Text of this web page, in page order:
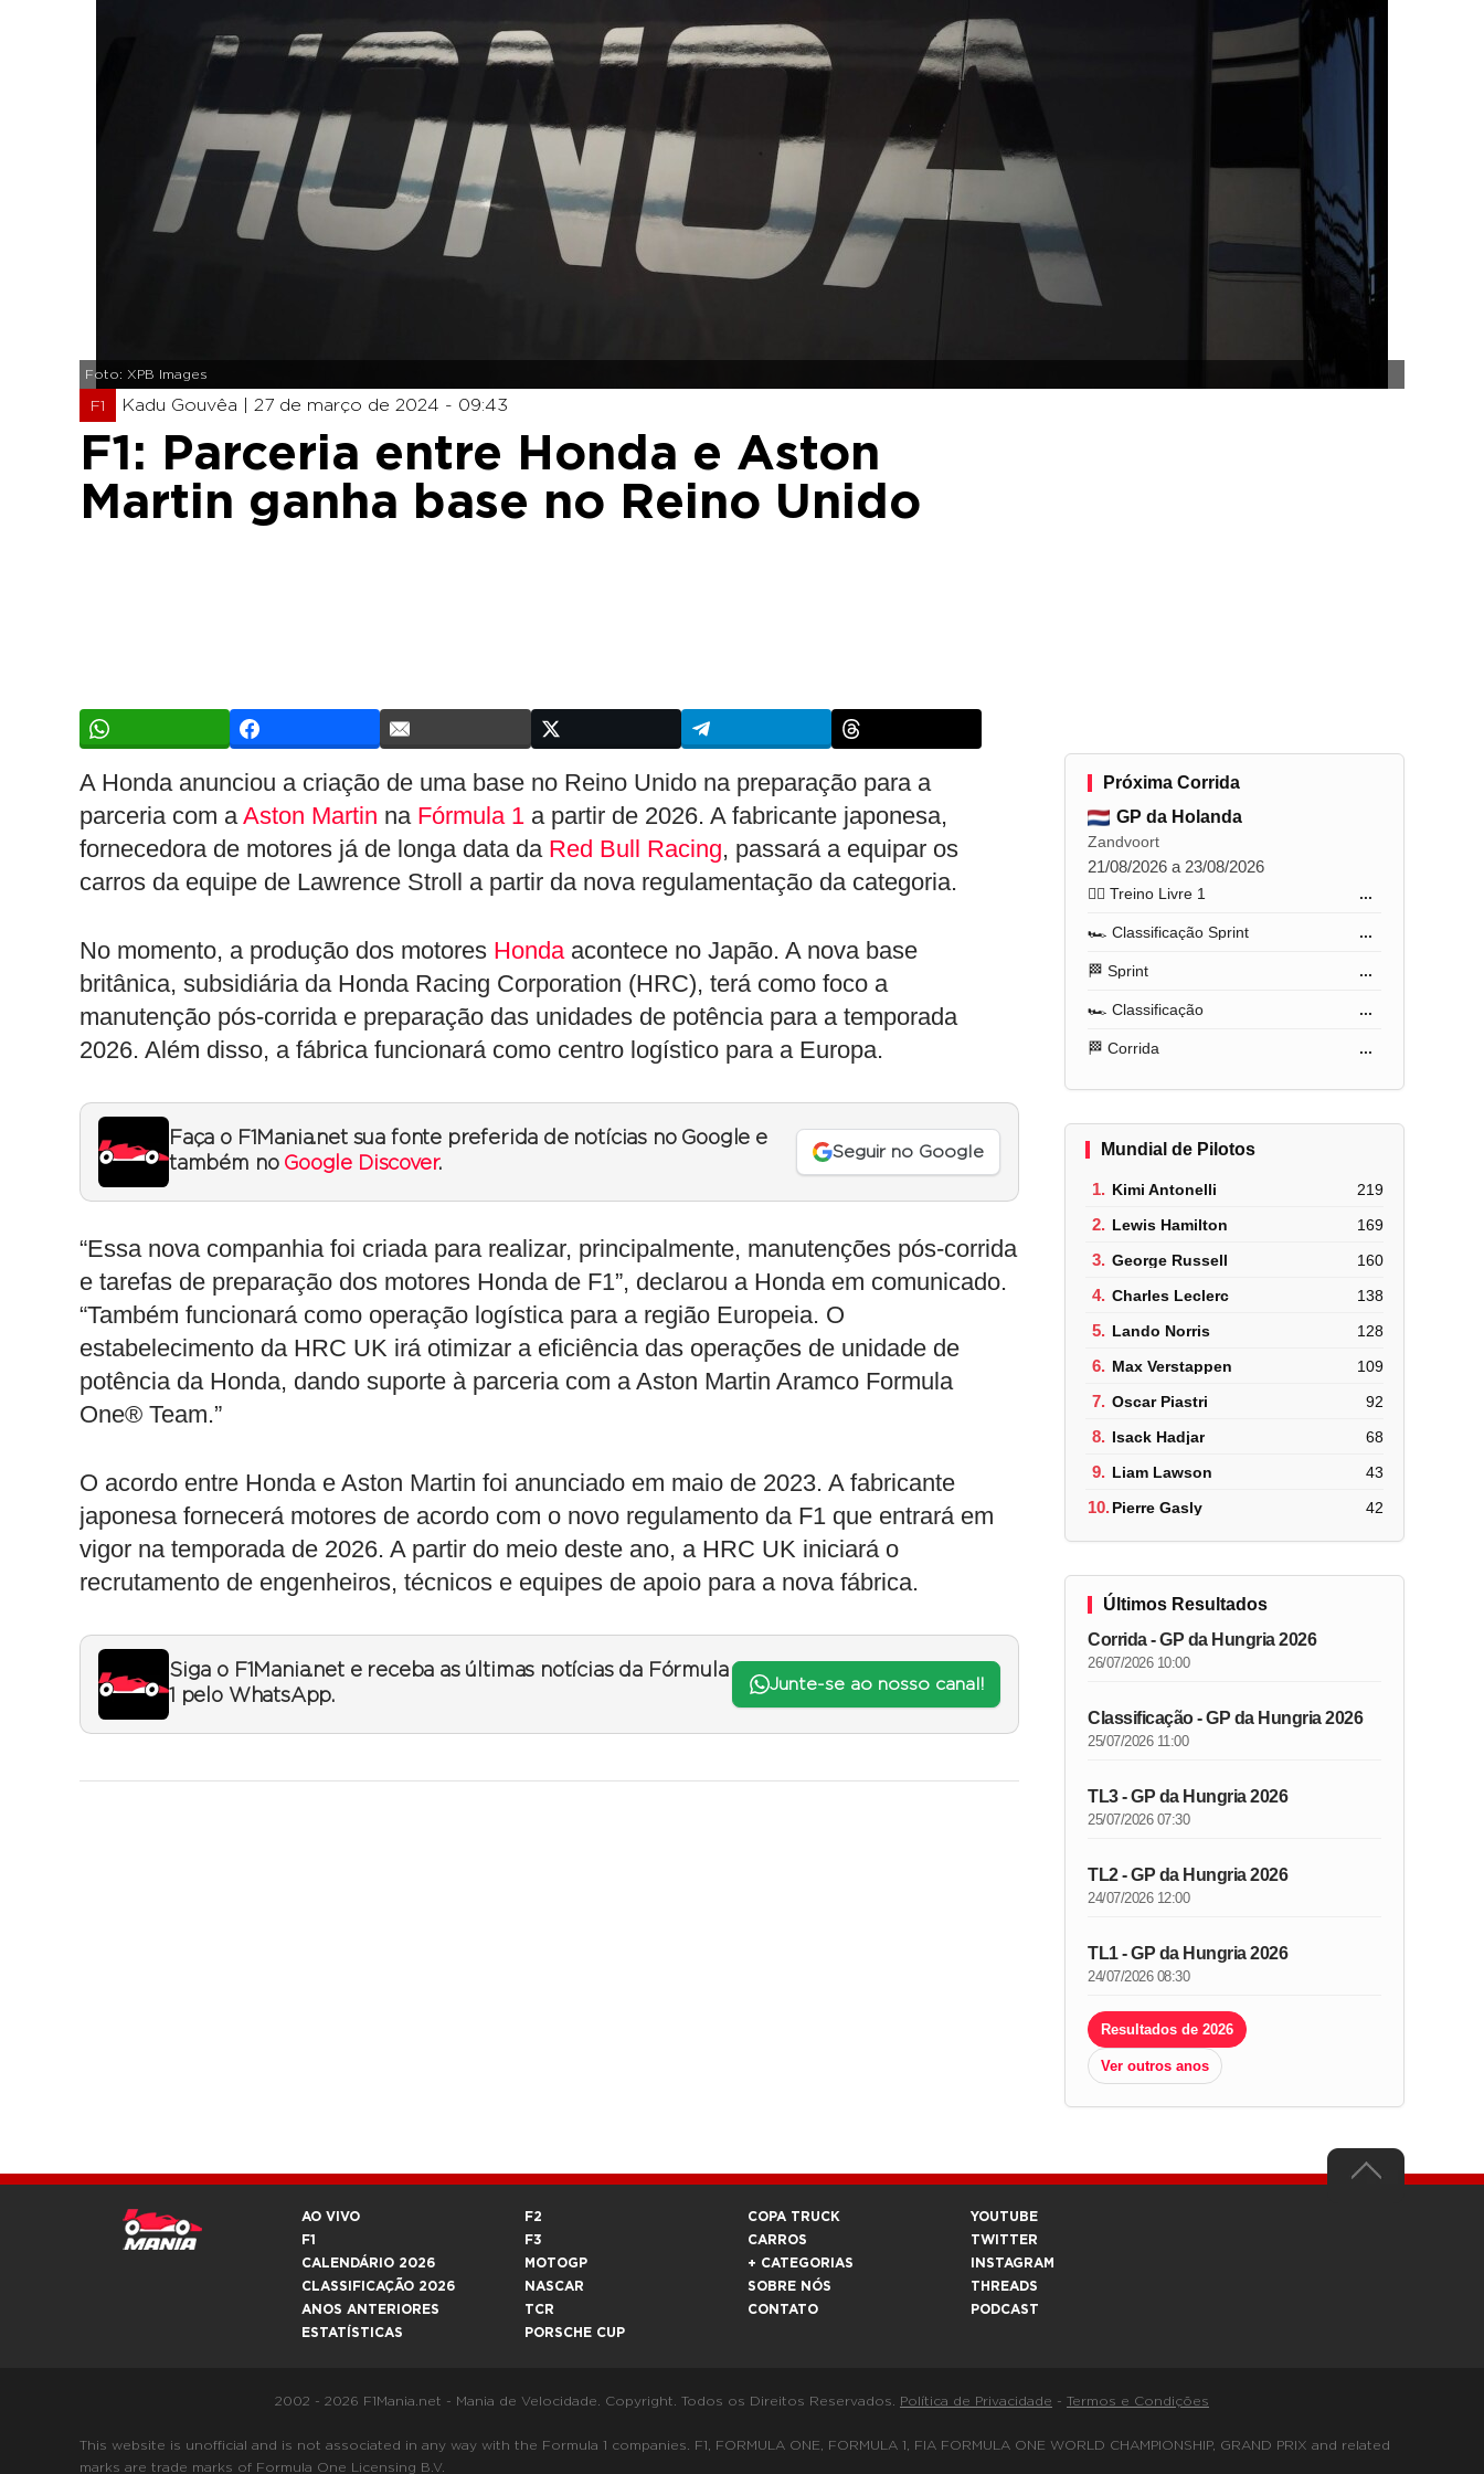
Foto: XPB Images
F1 Kadu Gouvêa | 27 de março de 2024 - 09:43
F1: Parceria entre Honda e Aston
Martin ganha base no Reino Unido
A Honda anunciou a criação de uma base no Reino Unido na preparação para a
parceria com aAston Martin na Fórmula 1 a partir de 2026. A fabricante japonesa,
fornecedora de motores já de longa data da Red Bull Racing, passará a equipar os
carros da equipe de Lawrence Stroll a partir da nova regulamentação da categoria.
No momento, a produção dos motores Hondaacontece no Japão. A nova base
britânica, subsidiária da Honda Racing Corporation (HRC), terá como foco a
manutenção pós-corrida e preparação das unidades de potência para a temporada
2026. Além disso, a fábrica funcionará como centro logístico para a Europa.
Faça o F1Mania.net sua fonte preferida de notícias no Google e
também no Google Discover.
Seguir no Google
“Essa nova companhia foi criada para realizar, principalmente, manutenções pós-corrida
e tarefas de preparação dos motores Honda de F1”, declarou a Honda em comunicado.
“Também funcionará como operação logística para a região Europeia. O
estabelecimento da HRC UK irá otimizar a eficiência das operações de unidade de
potência da Honda, dando suporte à parceria com a Aston Martin Aramco Formula
One® Team.”
O acordo entre Honda e Aston Martin foi anunciado em maio de 2023. A fabricante
japonesa fornecerá motores de acordo com o novo regulamento da F1 que entrará em
vigor na temporada de 2026. A partir do meio deste ano, a HRC UK iniciará o
recrutamento de engenheiros, técnicos e equipes de apoio para a nova fábrica.
Siga o F1Mania.net e receba as últimas notícias da Fórmula
1 pelo WhatsApp.
Junte-se ao nosso canal!
Próxima Corrida
GP da Holanda
Zandvoort
21/08/2026 a 23/08/2026
🏋️‍♂️ Treino Livre 1 ...
🏎️ Classificação Sprint ...
🏁 Sprint ...
🏎️ Classificação ...
🏁 Corrida ...
Mundial de Pilotos
1. Kimi Antonelli 219
2. Lewis Hamilton 169
3. George Russell 160
4. Charles Leclerc 138
5. Lando Norris 128
6. Max Verstappen 109
7. Oscar Piastri 92
8. Isack Hadjar 68
9. Liam Lawson 43
10.Pierre Gasly 42
Últimos Resultados
Corrida - GP da Hungria 2026
26/07/2026 10:00
Classificação - GP da Hungria 2026
25/07/2026 11:00
TL3 - GP da Hungria 2026
25/07/2026 07:30
TL2 - GP da Hungria 2026
24/07/2026 12:00
TL1 - GP da Hungria 2026
24/07/2026 08:30
Resultados de 2026
Ver outros anos
AO VIVO
F1
CALENDÁRIO 2026
CLASSIFICAÇÃO 2026
ANOS ANTERIORES
ESTATÍSTICAS
F2
F3
MOTOGP
NASCAR
TCR
PORSCHE CUP
COPA TRUCK
CARROS
+ CATEGORIAS
SOBRE NÓS
CONTATO
YOUTUBE
TWITTER
INSTAGRAM
THREADS
PODCAST
2002 - 2026 F1Mania.net - Mania de Velocidade. Copyright. Todos os Direitos Reservados. Política de Privacidade - Termos e Condições
This website is unofficial and is not associated in any way with the Formula 1 companies. F1, FORMULA ONE, FORMULA 1, FIA FORMULA ONE WORLD CHAMPIONSHIP, GRAND PRIX and related
marks are trade marks of Formula One Licensing B.V.